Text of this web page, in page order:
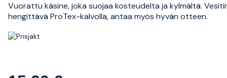
Vuorattu käsine, joka suojaa kosteudelta ja kylmältä.
hengittävä ProTex-kalvolla, antaa myös hyvän otteen.